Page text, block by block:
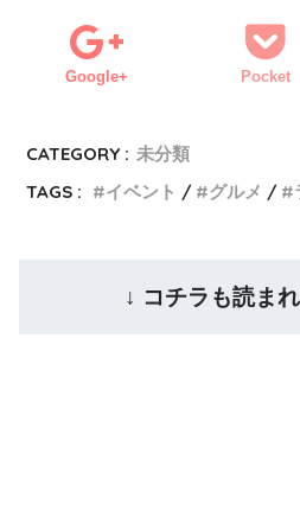
Google+ Pocket
CATEGORY : 未分類
TAGS :
イベント グルメ
↓ コチラも読ま